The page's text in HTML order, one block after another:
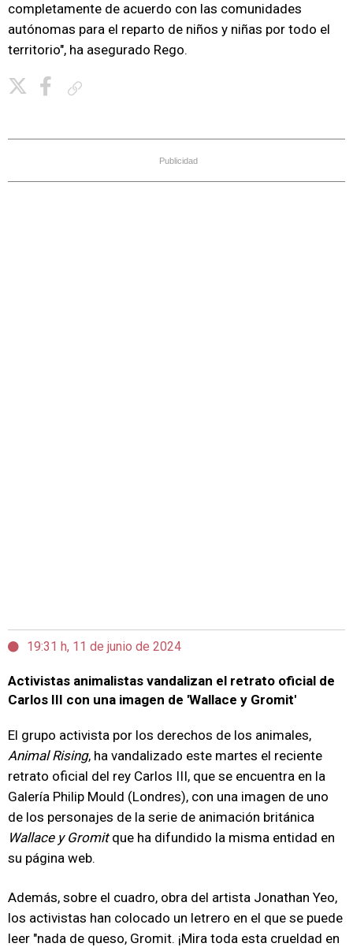
completamente de acuerdo con las comunidades
autónomas para el reparto de niños y niñas por todo el
territorio", ha asegurado Rego.
Publicidad
19:31 h, 11 de junio de 2024
Activistas animalistas vandalizan el retrato oficial de
Carlos III con una imagen de 'Wallace y Gromit'
El grupo activista por los derechos de los animales,
Animal Rising, ha vandalizado este martes el reciente
retrato oficial del rey Carlos III, que se encuentra en la
Galería Philip Mould (Londres), con una imagen de uno
de los personajes de la serie de animación británica
Wallace y Gromitque ha difundido la misma entidad en
su página web.
Además, sobre el cuadro, obra del artista Jonathan Yeo,
los activistas han colocado un letrero en el que se puede
leer "nada de queso, Gromit. ¡Mira toda esta crueldad en